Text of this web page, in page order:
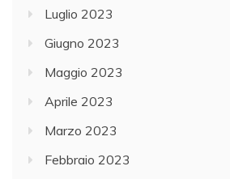
Luglio 2023
Giugno 2023
Maggio 2023
Aprile 2023
Marzo 2023
Febbraio 2023